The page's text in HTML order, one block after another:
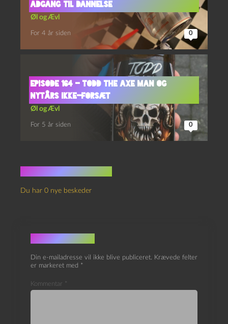
Adgang til Dannelse
Øl og Ævl
For 4 år siden 0
Episode 164 – Todd the Axe Man og
Nytårs Ikke-Forsæt
Øl og Ævl
For 5 år siden 0
Du har 0 nye beskeder
Skriv et svar
Din e-mailadresse vil ikke blive publiceret. Krævede felter
er markeret med *
Kommentar *